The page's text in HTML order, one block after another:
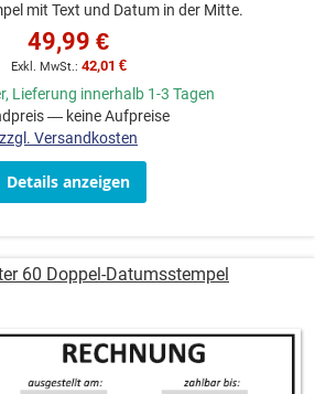
mit Text und Datum in der Mitte.
49,99 €
42,01 €
Lieferung innerhalb 1-3 Tagen
— keine Aufpreise
zzgl. Versandkosten
Details anzeigen
60 Doppel-Datumsstempel